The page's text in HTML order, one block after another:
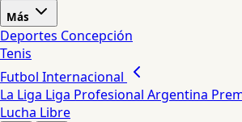
Más
Deportes Concepción
Tenis
Futbol Internacional
La Liga Liga Profesional Argentina
Lucha Libre